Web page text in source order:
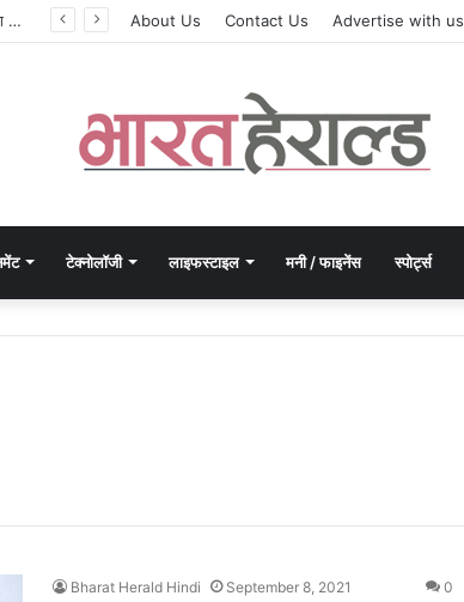
सिलेबस नहीं, दिमाग जीतता है परीक्षा, IIT रुड़की के इस पूर्व छात्र की किताब से बदल रही लाखों अभ्यर्थियों की सोच About Us Contact Us Advertise with us
टेक्नोलॉजी लाइफस्टाइल मनी / फाइनेंस स्पोर्ट्स
Bharat Herald Hindi September 8, 2021 0